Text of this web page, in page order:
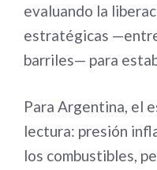
evaluando la
estratégicas
barriles— para
Para Argentina, el
lectura: presión
los combustibles,